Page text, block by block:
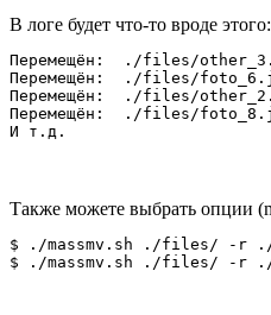
В логе будет что-то вроде этого:
Перемещён:  ./files/
Перемещён:  ./files/
Перемещён:  ./files/
Перемещён:  ./files/
Также можете выбрать опции
$ ./massmv.sh ./files/ -